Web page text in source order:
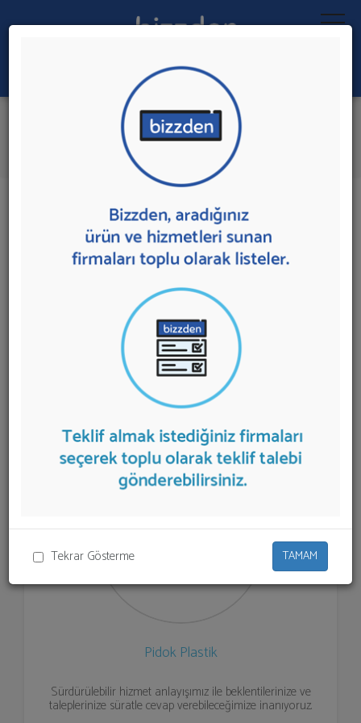
Tekrar Gösterme TAMAM
Ara:
İplik İmalatı
İlk 1 Firmadan Teklif İste
1 sonuç bulundu.
İplik İmalatısunan firmalar aşağıda
listelenmektedir.İplik İmalatıteklifi almak için listeden
seçim yapıp ya da "İlk 5 Firmadan Teklif İste" kısmından
toplu olarak teklif talebinizi firmalara aktarabilirsiniz.
Pidok Plastik
Sürdürülebilir hizmet anlayışımız ile beklentilerinize ve
taleplerinize süratle cevap verebileceğimize inanıyoruz.